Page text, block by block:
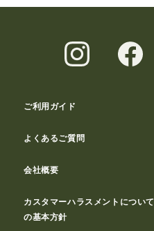
ご利用ガイド
よくあるご質問
会社概要
カスタマーハラスメントについて
の基本方針